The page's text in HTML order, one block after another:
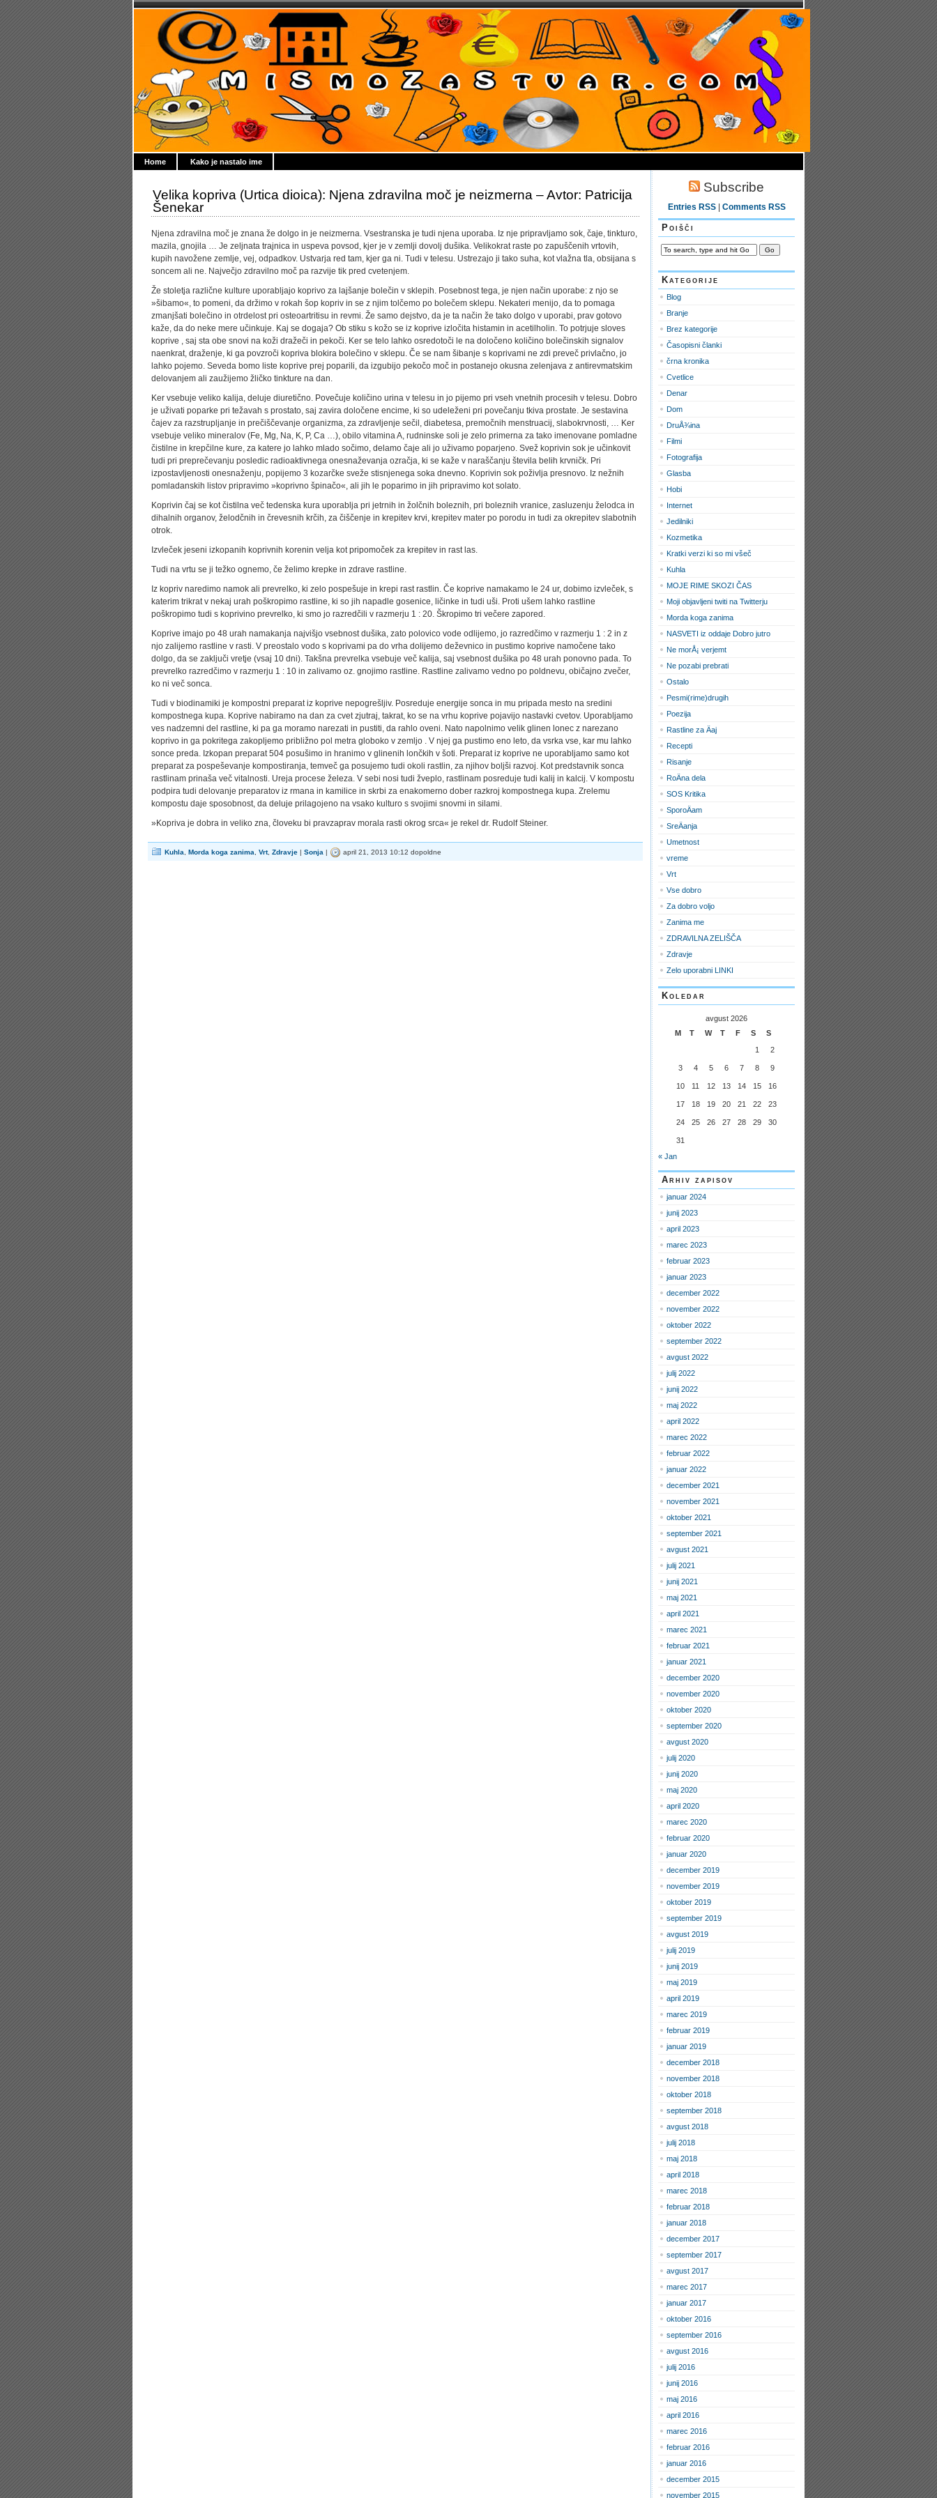
Home Kako je nastalo ime
Velika kopriva (Urtica dioica): Njena zdravilna moč je neizmerna – Avtor: Patricija
Šenekar
Njena zdravilna moč je znana že dolgo in je neizmerna. Vsestranska je tudi njena uporaba. Iz nje pripravljamo sok, čaje, tinkturo,
mazila, gnojila … Je zeljnata trajnica in uspeva povsod, kjer je v zemlji dovolj dušika. Velikokrat raste po zapuščenih vrtovih,
kupih navožene zemlje, vej, odpadkov. Ustvarja red tam, kjer ga ni. Tudi v telesu. Ustrezajo ji tako suha, kot vlažna tla, obsijana s
soncem ali ne. Največjo zdravilno moč pa razvije tik pred cvetenjem.
Že stoletja različne kulture uporabljajo koprivo za lajšanje bolečin v sklepih. Posebnost tega, je njen način uporabe: z njo se
»šibamo«, to pomeni, da držimo v rokah šop kopriv in se z njim tolčemo po bolečem sklepu. Nekateri menijo, da to pomaga
zmanjšati bolečino in otrdelost pri osteoartritisu in revmi. Že samo dejstvo, da je ta način že tako dolgo v uporabi, prav gotovo
kaže, da do neke mere učinkuje. Kaj se dogaja? Ob stiku s kožo se iz koprive izločita histamin in acetilholin. To potrjuje sloves
koprive , saj sta obe snovi na koži dražeči in pekoči. Ker se telo lahko osredotoči le na določeno količino bolečinskih signalov
naenkrat, draženje, ki ga povzroči kopriva blokira bolečino v sklepu. Če se nam šibanje s koprivami ne zdi preveč privlačno, jo
lahko pojemo. Seveda bomo liste koprive prej poparili, da izgubijo pekočo moč in postanejo okusna zelenjava z antirevmatskim
delovanjem ali zaužijemo žličko tinkture na dan.
Ker vsebuje veliko kalija, deluje diuretično. Povečuje količino urina v telesu in jo pijemo pri vseh vnetnih procesih v telesu. Dobro
je uživati poparke pri težavah s prostato, saj zavira določene encime, ki so udeleženi pri povečanju tkiva prostate. Je sestavina
čajev za razstrupljanje in prečiščevanje organizma, za zdravljenje sečil, diabetesa, premočnih menstruacij, slabokrvnosti, … Ker
vsebuje veliko mineralov (Fe, Mg, Na, K, P, Ca …), obilo vitamina A, rudninske soli je zelo primerna za tako imenovane pomladne
čistilne in krepčilne kure, za katere jo lahko mlado sočimo, delamo čaje ali jo uživamo poparjeno. Svež koprivin sok je učinkovit
tudi pri preprečevanju posledic radioaktivnega onesnaževanja ozračja, ki se kaže v naraščanju števila belih krvničk. Pri
izpostavljenosti onesnaženju, popijemo 3 kozarčke sveže stisnjenega soka dnevno. Koprivin sok poživlja presnovo. Iz nežnih
pomladanskih listov pripravimo »koprivno špinačo«, ali jih le poparimo in jih pripravimo kot solato.
Koprivin čaj se kot čistilna več tedenska kura uporablja pri jetrnih in žolčnih boleznih, pri boleznih vranice, zasluzenju želodca in
dihalnih organov, želodčnih in črevesnih krčih, za čiščenje in krepitev krvi, krepitev mater po porodu in tudi za okrepitev slabotnih
otrok.
Izvleček jeseni izkopanih koprivnih korenin velja kot pripomoček za krepitev in rast las.
Tudi na vrtu se ji težko ognemo, če želimo krepke in zdrave rastline.
Iz kopriv naredimo namok ali prevrelko, ki zelo pospešuje in krepi rast rastlin. Če koprive namakamo le 24 ur, dobimo izvleček, s
katerim trikrat v nekaj urah poškropimo rastline, ki so jih napadle gosenice, ličinke in tudi uši. Proti ušem lahko rastline
poškropimo tudi s koprivino prevrelko, ki smo jo razredčili v razmerju 1 : 20. Škropimo tri večere zapored.
Koprive imajo po 48 urah namakanja najvišjo vsebnost dušika, zato polovico vode odlijemo, jo razredčimo v razmerju 1 : 2 in z
njo zalijemo rastline v rasti. V preostalo vodo s koprivami pa do vrha dolijemo deževnico in pustimo koprive namočene tako
dolgo, da se zaključi vretje (vsaj 10 dni). Takšna prevrelka vsebuje več kalija, saj vsebnost dušika po 48 urah ponovno pada. To
prevrelko razredčimo v razmerju 1 : 10 in zalivamo oz. gnojimo rastline. Rastline zalivamo vedno po poldnevu, običajno zvečer,
ko ni več sonca.
Tudi v biodinamiki je kompostni preparat iz koprive nepogrešljiv. Posreduje energije sonca in mu pripada mesto na sredini
kompostnega kupa. Koprive nabiramo na dan za cvet zjutraj, takrat, ko se na vrhu koprive pojavijo nastavki cvetov. Uporabljamo
ves nadzemni del rastline, ki pa ga moramo narezati in pustiti, da rahlo oveni. Nato napolnimo velik glinen lonec z narezano
koprivo in ga pokritega zakopljemo približno pol metra globoko v zemljo . V njej ga pustimo eno leto, da vsrka vse, kar mu lahko
sonce preda. Izkopan preparat 504 posušimo in hranimo v glinenih lončkih v šoti. Preparat iz koprive ne uporabljamo samo kot
preparat za pospeševanje kompostiranja, temveč ga posujemo tudi okoli rastlin, za njihov boljši razvoj. Kot predstavnik sonca
rastlinam prinaša več vitalnosti. Ureja procese železa. V sebi nosi tudi žveplo, rastlinam posreduje tudi kalij in kalcij. V kompostu
podpira tudi delovanje preparatov iz rmana in kamilice in skrbi za enakomerno dober razkroj kompostnega kupa. Zrelemu
kompostu daje sposobnost, da deluje prilagojeno na vsako kulturo s svojimi snovmi in silami.
»Kopriva je dobra in veliko zna, človeku bi pravzaprav morala rasti okrog srca« je rekel dr. Rudolf Steiner.
Kuhla Morda koga zanima Vrt, Zdravje | Sonja | april 21, 2013 10:12 dopoldne
Subscribe
Entries RSS| Comments RSS
Poišči
Kategorije
Blog
Branje
Brez kategorije
Časopisni članki
črna kronika
Cvetlice
Denar
Dom
DruÅ¾ina
Filmi
Fotografija
Glasba
Hobi
Internet
Jedilniki
Kozmetika
Kratki verzi ki so mi všeč
Kuhla
MOJE RIME SKOZI ČAS
Moji objavljeni twiti na Twitterju
Morda koga zanima
NASVETI iz oddaje Dobro jutro
Ne morÅ¡ verjemt
Ne pozabi prebrati
Ostalo
Pesmi(rime)drugih
Poezija
Rastline za Äaj
Recepti
Risanje
RoÄna dela
SOS Kritika
SporoÄam
SreÄanja
Umetnost
vreme
Vrt
Vse dobro
Za dobro voljo
Zanima me
ZDRAVILNA ZELIŠČA
Zdravje
Zelo uporabni LINKI
Koledar
avgust 2026
M
T W T F S
S
1
2
3 4 5 6 7 8 9
10 11 12 13 14 15 16
17 18 19 20 21 22 23
24 25 26 27 28 29 30
31
« Jan
Arhiv zapisov
januar 2024
junij 2023
april 2023
marec 2023
februar 2023
januar 2023
december 2022
november 2022
oktober 2022
september 2022
avgust 2022
julij 2022
junij 2022
maj 2022
april 2022
marec 2022
februar 2022
januar 2022
december 2021
november 2021
oktober 2021
september 2021
avgust 2021
julij 2021
junij 2021
maj 2021
april 2021
marec 2021
februar 2021
januar 2021
december 2020
november 2020
oktober 2020
september 2020
avgust 2020
julij 2020
junij 2020
maj 2020
april 2020
marec 2020
februar 2020
januar 2020
december 2019
november 2019
oktober 2019
september 2019
avgust 2019
julij 2019
junij 2019
maj 2019
april 2019
marec 2019
februar 2019
januar 2019
december 2018
november 2018
oktober 2018
september 2018
avgust 2018
julij 2018
maj 2018
april 2018
marec 2018
februar 2018
januar 2018
december 2017
september 2017
avgust 2017
marec 2017
januar 2017
oktober 2016
september 2016
avgust 2016
julij 2016
junij 2016
maj 2016
april 2016
marec 2016
februar 2016
januar 2016
december 2015
november 2015